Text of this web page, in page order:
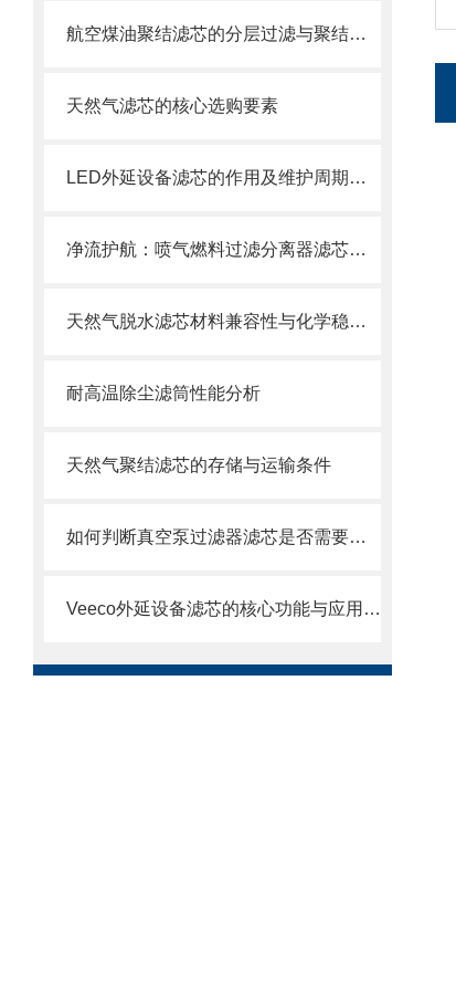
航空煤油聚结滤芯的分层过滤与聚结分离原理
天然气滤芯的核心选购要素
LED外延设备滤芯的作用及维护周期科普
净流护航：喷气燃料过滤分离器滤芯的使用目的
天然气脱水滤芯材料兼容性与化学稳定性
耐高温除尘滤筒性能分析
天然气聚结滤芯的存储与运输条件
如何判断真空泵过滤器滤芯是否需要更换？
Veeco外延设备滤芯的核心功能与应用场景